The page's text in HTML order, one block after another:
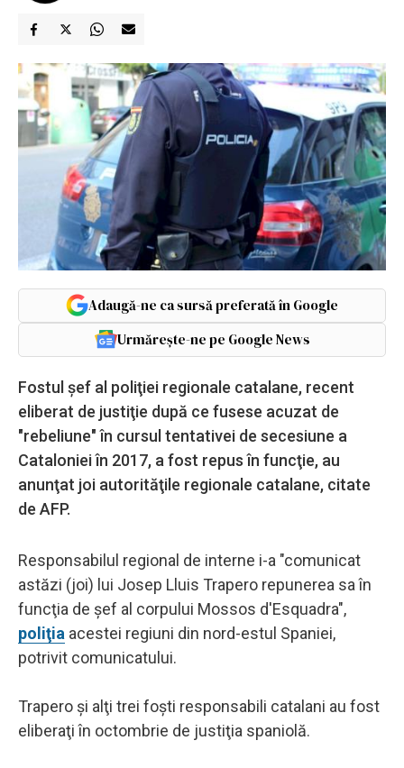
Adaugă-ne ca sursă preferată în Google
Urmărește-ne pe Google News
Fostul şef al poliţiei regionale catalane, recent
eliberat de justiţie după ce fusese acuzat de
"rebeliune" în cursul tentativei de secesiune a
Cataloniei în 2017, a fost repus în funcţie, au
anunţat joi autorităţile regionale catalane, citate
de AFP.
Responsabilul regional de interne i-a "comunicat
astăzi (joi) lui Josep Lluis Trapero repunerea sa în
funcţia de şef al corpului Mossos d'Esquadra",
poliţia acestei regiuni din nord-estul Spaniei,
potrivit comunicatului.
Trapero şi alţi trei foşti responsabili catalani au fost
eliberaţi în octombrie de justiţia spaniolă.